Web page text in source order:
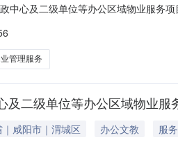
中心及二级单位等办公区域物业服务
名称供应商地址中标（成交）金额评
管理服务
及二级单位等办公区域物业服
咸阳市｜渭城区 办公文教
服务